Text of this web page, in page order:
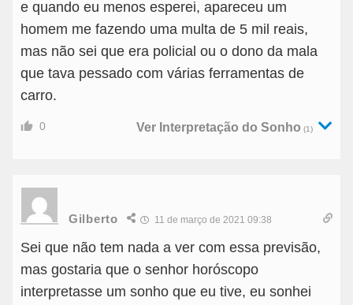
e quando eu menos esperei, apareceu um
homem me fazendo uma multa de 5 mil reais,
mas não sei que era policial ou o dono da mala
que tava pessado com várias ferramentas de
carro.
0 Ver Interpretação do Sonho (1)
Gilberto 11 de março de 2021 09:38
Sei que não tem nada a ver com essa previsão,
mas gostaria que o senhor horóscopo
interpretasse um sonho que eu tive, eu sonhei